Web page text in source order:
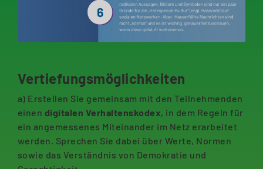
Vertiefungsmöglichkeiten
a) Erstellen Sie gemeinsam mit den Teilnehmenden
einen digitalen Verhaltenskodex, in dem Regeln für
ein angemessenes Miteinander im Netz erarbeitet
werden. Sprechen Sie dabei über Werte, Normen
sowie das Verständnis von Demokratie und